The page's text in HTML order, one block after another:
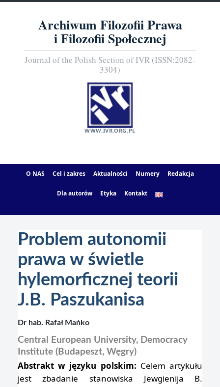
Archiwum Filozofii Prawa
i Filozofii Społecznej
Journal of the Polish Section of IVR (ISSN:2082-
3304)
WWW.IVR.ORG.PL
O NAS Cel i zakres Aktualności Numery Redakcja
Dla autorów Etyka Kontakt
Problem autonomii
prawa w świetle
hylemorficznej teorii
J.B. Paszukanisa
Dr hab. Rafał Mańko
Central European University, Democracy
Institute (Budapeszt, Węgry)
Abstrakt w języku polskim: Celem artykułu
jest zbadanie stanowiska Jewgienija B.